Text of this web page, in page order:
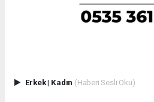
Erkek| Kadın (Haberi Sesli Oku)